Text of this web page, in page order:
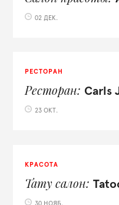
02 ДЕК.
РЕСТОРАН
Ресторан Carls
23 ОКТ.
КРАСОТА
Тату салон
30 НОЯБ.